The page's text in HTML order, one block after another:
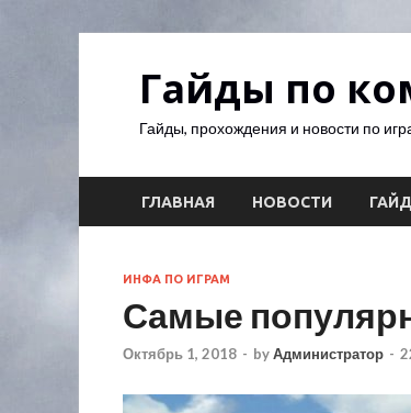
Гайды по
Гайды, прохождения и новости по
ГЛАВНАЯ НОВОСТИ
ИНФА ПО ИГРАМ
Самые
Октябрь 1, 2018 - byАдминистратор -